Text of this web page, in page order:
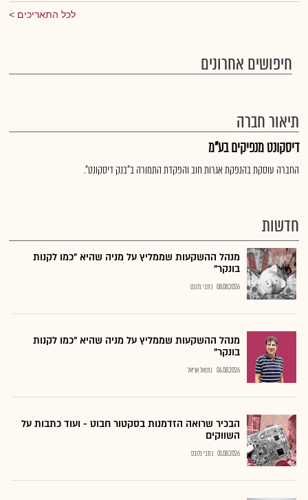
לכל התאריכים
חיפושים אחרונים
תיאור חברה
דיסקונט מנפיקים בע"מ
החברה עוסקת בהנפקת אגרות חוב והפקדת התמורה ב"בנק דיסקונט".
חדשות
מנהל ההשקעות שממליץ על מניה שהיא "כמו לקנות
בונקר"
08.08.2026 כתבי גלובס
מנהל ההשקעות שממליץ על מניה שהיא "כמו לקנות
בונקר"
04.08.2026 נתנאל אריאל
הבכיר שרואה הזדמנות בסקטור חבוט - ועוד כתבות על
השווקים
01.08.2026 כתבי גלובס